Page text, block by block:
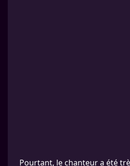
Pourtant, le chanteur a été